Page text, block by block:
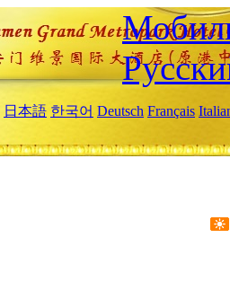
日本語 한국어 Deutsch Français